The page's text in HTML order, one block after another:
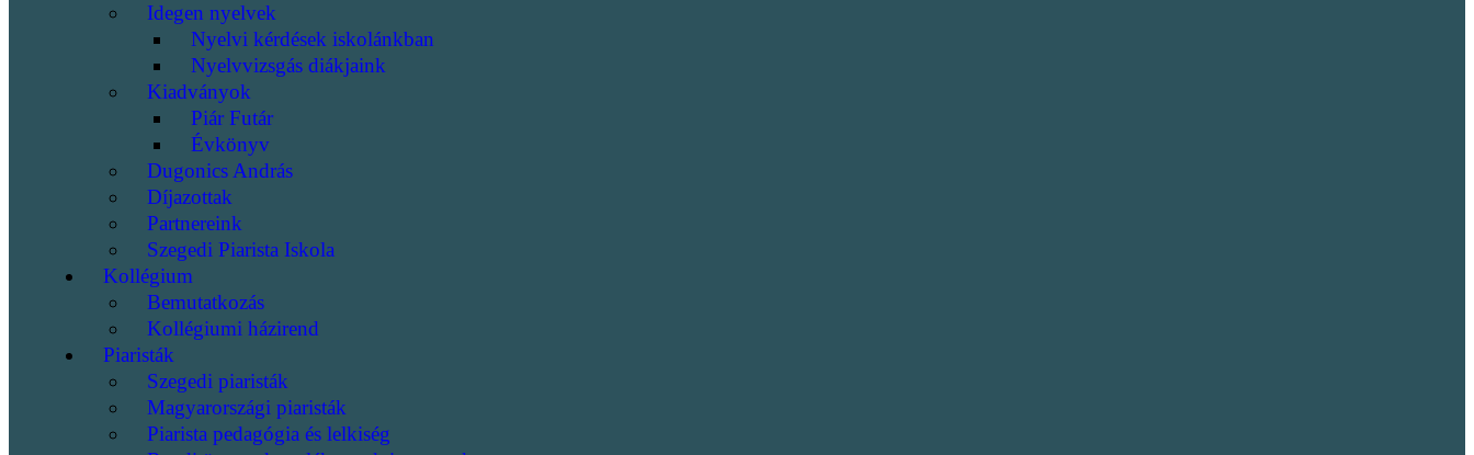
Idegen nyelvek
Nyelvi kérdések iskolánkban
Nyelvvizsgás diákjaink
Kiadványok
Piár Futár
Évkönyv
Dugonics András
Díjazottak
Partnereink
Szegedi Piarista Iskola
Kollégium
Bemutatkozás
Kollégiumi házirend
Piaristák
Szegedi piaristák
Magyarországi piaristák
Piarista pedagógia és lelkiség